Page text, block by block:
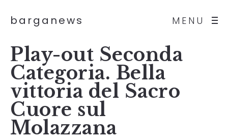
MENU
barganews
Play-out Seconda
Categoria. Bella
vittoria del Sacro
Cuore sul
Molazzana